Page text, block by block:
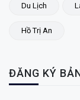
Du Lịch
Hồ Trị An
ĐĂNG KÝ